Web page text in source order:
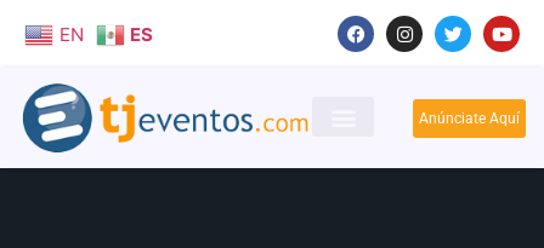
EN ES
Anúnciate Aquí